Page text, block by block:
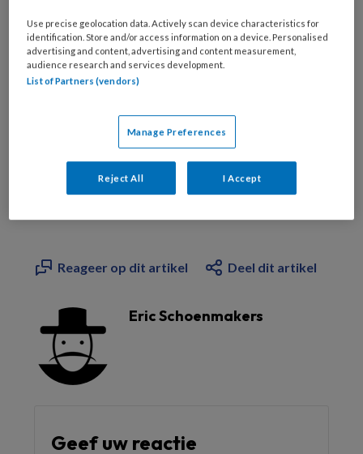
PREMIUM
Bekijk de mogelijkheden
Al abonnee? Log dan in
Reageer op dit artikel Deel dit artikel
Eric Schoenmakers
Geef uw reactie
Use precise geolocation data. Actively scan device characteristics for
identification. Store and/or access information on a device. Personalised
advertising and content, advertising and content measurement,
audience research and services development.
List of Partners (vendors)
Manage Preferences
Reject All I Accept